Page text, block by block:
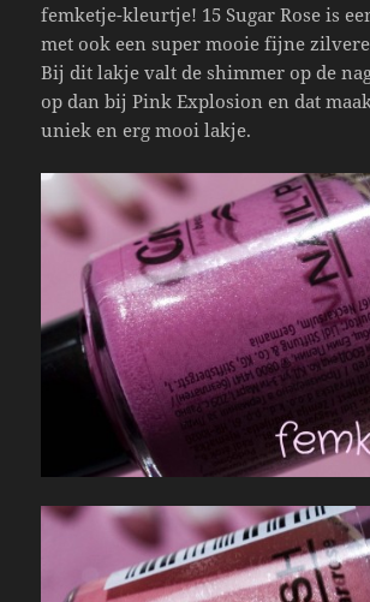
femketje-kleurtje! 15 Sugar Rose is
met ook een super mooie fijne
Bij dit lakje valt de shimmer op de
op dan bij Pink Explosion en dat
uniek en erg mooi lakje.